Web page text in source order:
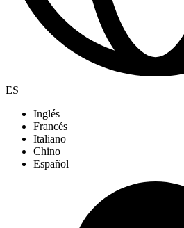
ES
Inglés
Francés
Italiano
Chino
Español